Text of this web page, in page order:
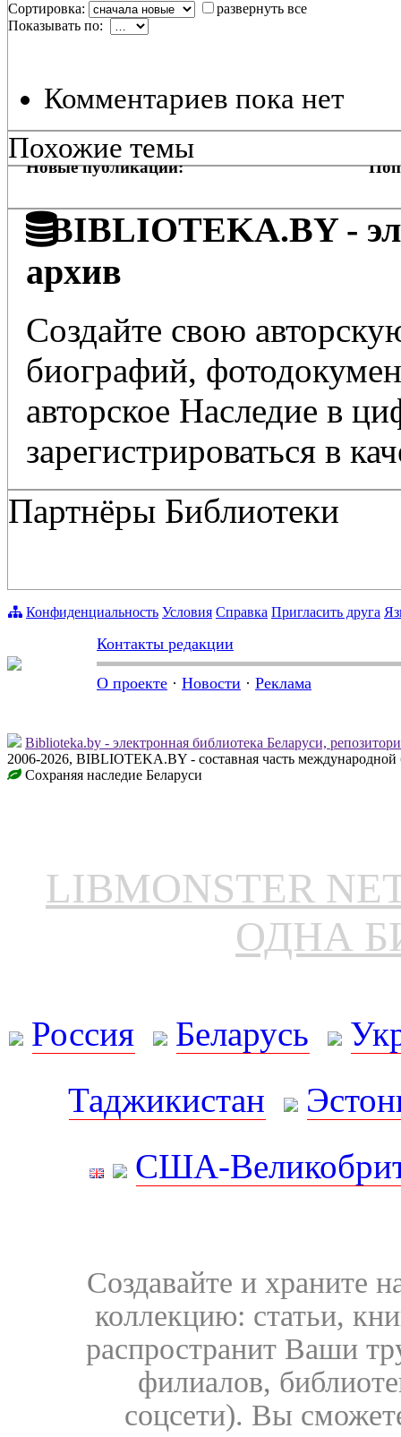
Сортировка:
развернуть все
Показывать по:
Комментариев пока нет
Похожие темы
Новые публикации:
BIBLIOTEKA.BY -
архив
Создайте свою
биографий,
авторское Наследие в
зарегистрироваться в
Партнёры Библиотеки
Конфиденциальность Условия Справка Пригласить друга
Контакты редакции
О проекте · Новости · Реклама
Biblioteka.by - электронная библиотека Беларуси,
2006-2026, BIBLIOTEKA.BY - составная часть
Сохраняя наследие Беларуси
LIBMONSTER
ОДНА
Россия Беларусь
Таджикистан
США-
Создавайте и храните
коллекцию: статьи,
распространит Ваши
филиалов,
соцсети). Вы